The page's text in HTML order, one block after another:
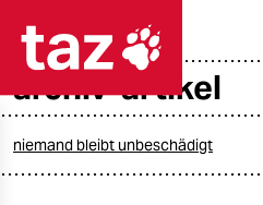
taz zahl ich
archiv-artikel
niemand bleibt unbeschädigt